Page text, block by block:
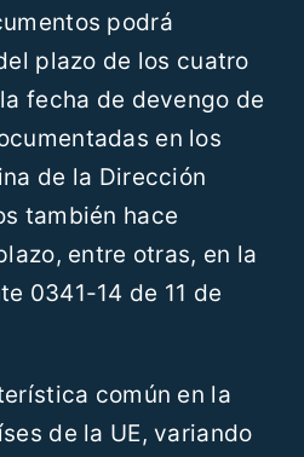
podrá
plazo de los cuatro
fecha de devengo de
en los
de la Dirección
también hace
entre otras, en la
0341-14 de 11 de
común en la
de la UE, variando